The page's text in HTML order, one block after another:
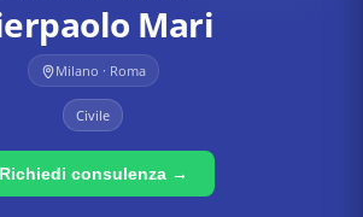
Mari
Milano · Roma
Civile
Richiedi consulenza →